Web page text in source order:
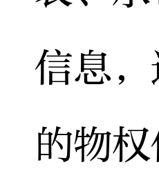
信息
的物权